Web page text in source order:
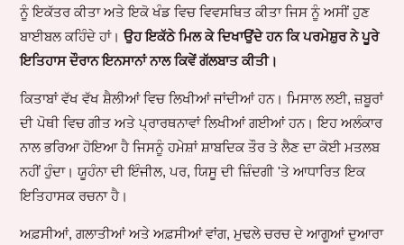
ਨੂੰ ਇਕੱਤਰ ਕੀਤਾ ਅਤੇ ਇਕੋ ਖੰਡ ਵਿਚ ਵਿਵਸਥਿਤ ਕੀਤਾ ਜਿਸ ਨੂੰ ਅਸੀਂ ਹੁਣ
ਬਾਈਬਲ ਕਹਿੰਦੇ ਹਾਂ।ਉਹ ਇਕੱਠੇ ਮਿਲ ਕੇ ਦਿਖਾਉਂਦੇ ਹਨ ਕਿ ਪਰਮੇਸ਼ੁਰ ਨੇ ਪੂਰੇ
ਇਤਿਹਾਸ ਦੌਰਾਨ ਇਨਸਾਨਾਂ ਨਾਲ ਕਿਵੇਂ ਗੱਲਬਾਤ ਕੀਤੀ।
ਕਿਤਾਬਾਂ ਵੱਖ ਵੱਖ ਸ਼ੈਲੀਆਂ ਵਿਚ ਲਿਖੀਆਂ ਜਾਂਦੀਆਂ ਹਨ। ਮਿਸਾਲ ਲਈ, ਜ਼ਬੂਰਾਂ
ਦੀ ਪੋਥੀ ਵਿਚ ਗੀਤ ਅਤੇ ਪ੍ਰਾਰਥਨਾਵਾਂ ਲਿਖੀਆਂ ਗਈਆਂ ਹਨ। ਇਹ ਅਲੰਕਾਰ
ਨਾਲ ਭਰਿਆ ਹੋਇਆ ਹੈ ਜਿਸਨੂੰ ਹਮੇਸ਼ਾਂ ਸ਼ਾਬਦਿਕ ਤੌਰ ਤੇ ਲੈਣ ਦਾ ਕੋਈ ਮਤਲਬ
ਨਹੀਂ ਹੁੰਦਾ। ਯੂਹੰਨਾ ਦੀ ਇੰਜੀਲ, ਪਰ, ਯਿਸੂ ਦੀ ਜ਼ਿੰਦਗੀ 'ਤੇ ਆਧਾਰਿਤ ਇਕ
ਇਤਿਹਾਸਕ ਰਚਨਾ ਹੈ।
ਅਫ਼ਸੀਆਂ, ਗਲਾਤੀਆਂ ਅਤੇ ਅਫ਼ਸੀਆਂ ਵਾਂਗ, ਮੁਢਲੇ ਚਰਚ ਦੇ ਆਗੂਆਂ ਦੁਆਰਾ